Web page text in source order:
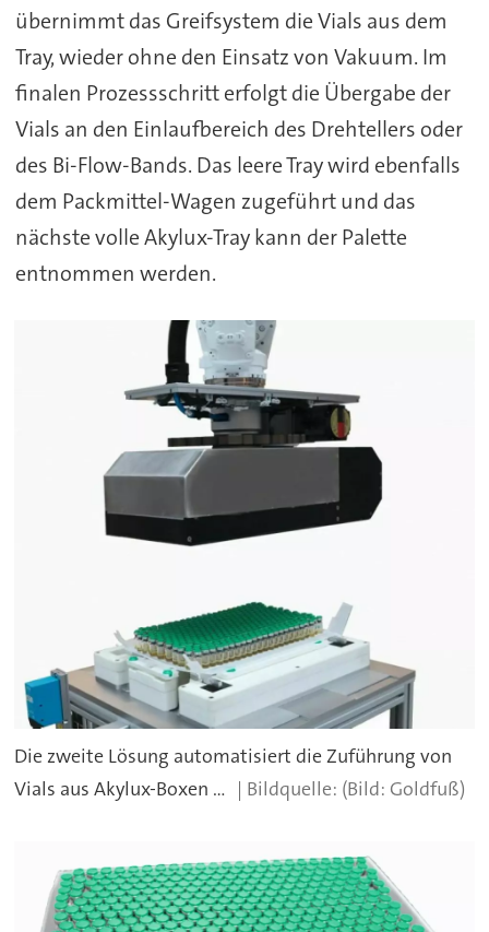
übernimmt das Greifsystem die Vials aus dem
Tray, wieder ohne den Einsatz von Vakuum. Im
finalen Prozessschritt erfolgt die Übergabe der
Vials an den Einlaufbereich des Drehtellers oder
des Bi-Flow-Bands. Das leere Tray wird ebenfalls
dem Packmittel-Wagen zugeführt und das
nächste volle Akylux-Tray kann der Palette
entnommen werden.
Die zweite Lösung automatisiert die Zuführung von
Vials aus Akylux-Boxen ...
(Bild: Goldfuß)